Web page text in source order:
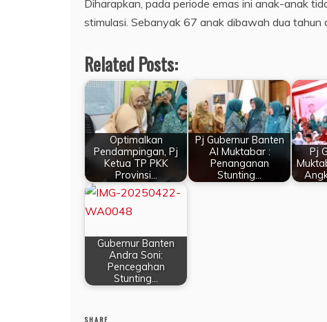
Diharapkan, pada periode emas ini anak-anak
stimulasi. Sebanyak 67 anak dibawah dua
Related Posts:
Optimalkan
Pendampingan, Pj
Ketua TP PKK
Provinsi…
Pj Gubernur Banten
Al Muktabar :
Penanganan
Stunting…
Pj
Gubernur Banten
Andra Soni:
Pencegahan
Stunting…
SHARE